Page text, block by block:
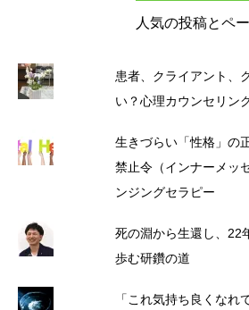
人気の投稿とペ
患者、クライアント、
い？心理カウンセリン
生きづらい「性格」の
禁止令（インナーメッ
ンジングセラピー
死の淵から生還し、22
歩む研鑽の道
「これ気持ち良くなれ